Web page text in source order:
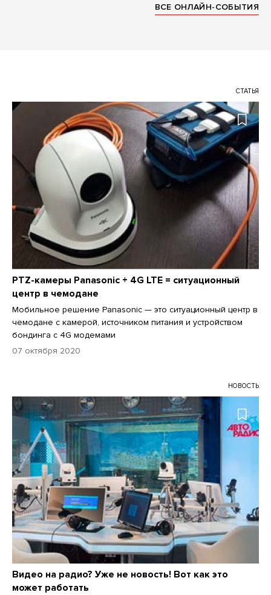
СТАТЬЯ
PTZ-камеры Panasonic + 4G LTE = ситуационный
центр в чемодане
Мобильное решение Panasonic — это ситуационный центр в
чемодане с камерой, источником питания и устройством
бондинга с 4G модемами
07 октября 2020
НОВОСТЬ
Видео на радио? Уже не новость! Вот как это
может работать
ВСЕ ОНЛАЙН-СОБЫТИЯ